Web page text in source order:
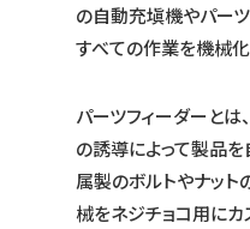
の自動充塡機やパーツ
すべての作業を機械化
パーツフィーダーとは
の誘導によって製品
属製のボルトやナッ
械をネジチョコ用にカ